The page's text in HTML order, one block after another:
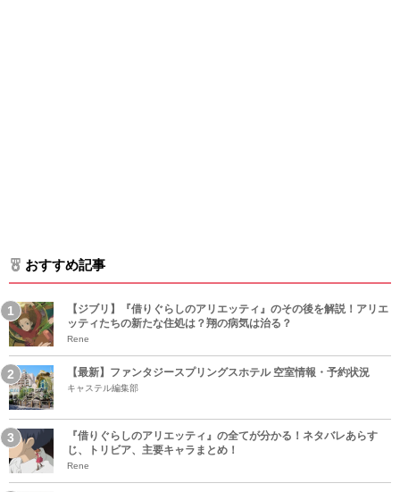
おすすめ記事
【ジブリ】『借りぐらしのアリエッティ』のその後を解説！アリエ
ッティたちの新たな住処は？翔の病気は治る？
Rene
【最新】ファンタジースプリングスホテル 空室情報・予約状況
キャステル編集部
『借りぐらしのアリエッティ』の全てが分かる！ネタバレあらす
じ、トリビア、主要キャラまとめ！
Rene